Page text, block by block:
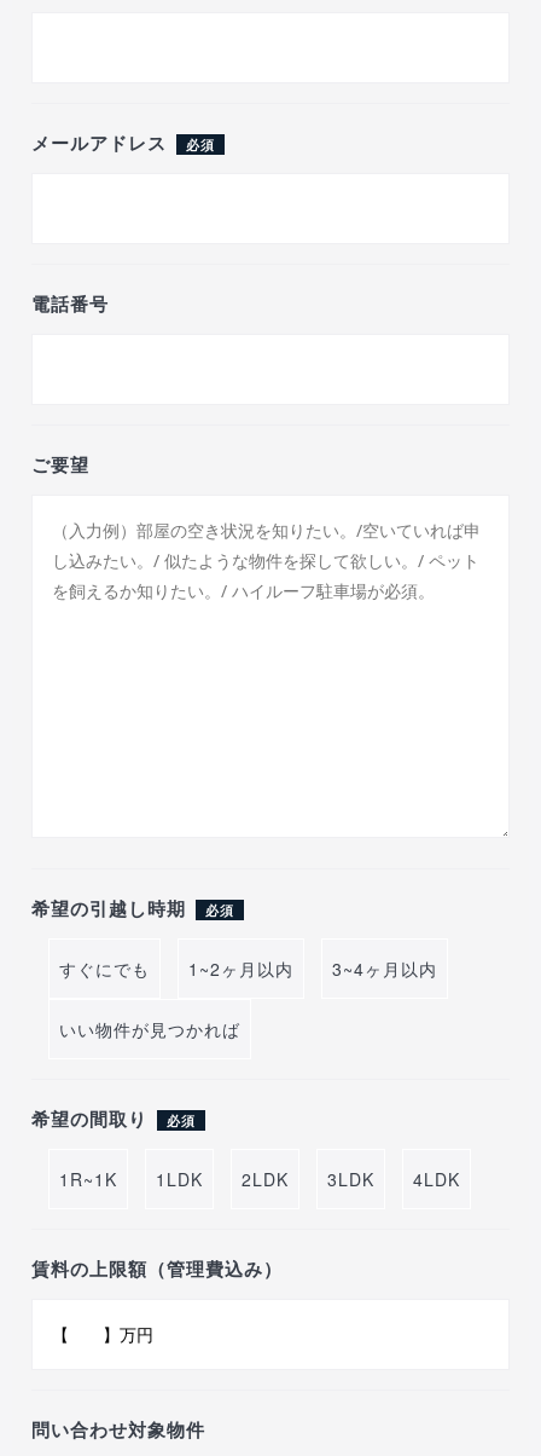
メールアドレス 必須
電話番号
ご要望
希望の引越し時期 必須
すぐにでも 1~2ヶ月以内 3~4ヶ月以内
いい物件が見つかれば
希望の間取り 必須
1R~1K 1LDK 2LDK 3LDK 4LDK
賃料の上限額（管理費込み）
問い合わせ対象物件